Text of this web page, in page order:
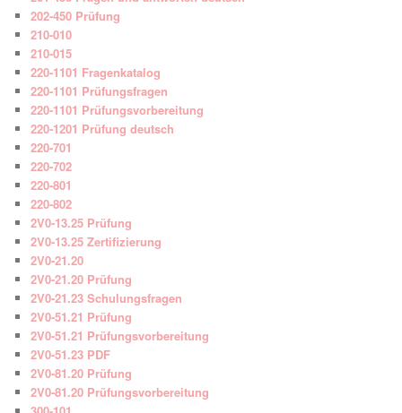
202-450 Prüfung
210-010
210-015
220-1101 Fragenkatalog
220-1101 Prüfungsfragen
220-1101 Prüfungsvorbereitung
220-1201 Prüfung deutsch
220-701
220-702
220-801
220-802
2V0-13.25 Prüfung
2V0-13.25 Zertifizierung
2V0-21.20
2V0-21.20 Prüfung
2V0-21.23 Schulungsfragen
2V0-51.21 Prüfung
2V0-51.21 Prüfungsvorbereitung
2V0-51.23 PDF
2V0-81.20 Prüfung
2V0-81.20 Prüfungsvorbereitung